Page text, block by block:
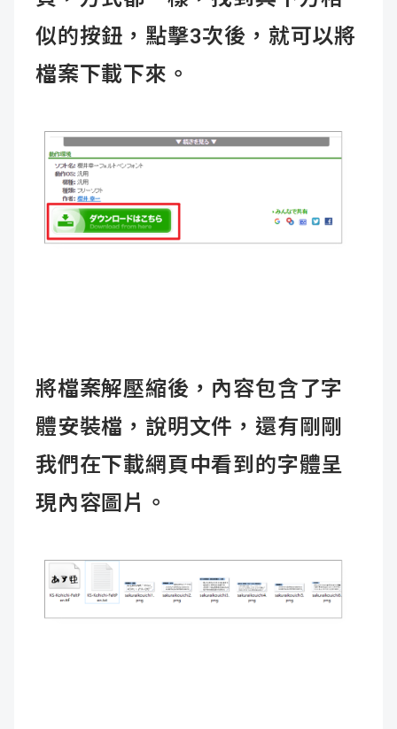
似的按鈕，點擊3次後，就可以將
檔案下載下來。
將檔案解壓縮後，內容包含了字
體安裝檔，說明文件，還有剛剛
我們在下載網頁中看到的字體呈
現內容圖片。